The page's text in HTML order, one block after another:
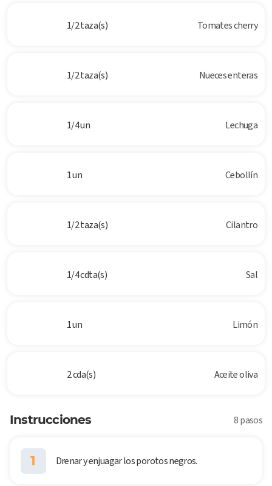
1/2 taza(s) Tomates cherry
1/2 taza(s) Nueces enteras
1/4 un Lechuga
1 un Cebollín
1/2 taza(s) Cilantro
1/4 cdta(s) Sal
1 un Limón
2 cda(s) Aceite oliva
Instrucciones 8 pasos
1 Drenar y enjuagar los porotos negros.